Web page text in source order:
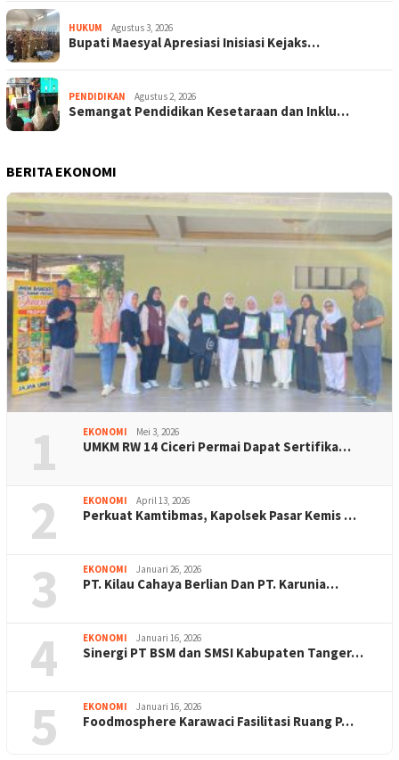
HUKUM Agustus 3, 2026
Bupati Maesyal Apresiasi Inisiasi Kejaks…
PENDIDIKAN Agustus 2, 2026
Semangat Pendidikan Kesetaraan dan Inklu…
BERITA EKONOMI
1 EKONOMI Mei 3, 2026
UMKM RW 14 Ciceri Permai Dapat Sertifika…
2 EKONOMI April 13, 2026
Perkuat Kamtibmas, Kapolsek Pasar Kemis …
3 EKONOMI Januari 26, 2026
PT. Kilau Cahaya Berlian Dan PT. Karunia…
4 EKONOMI Januari 16, 2026
Sinergi PT BSM dan SMSI Kabupaten Tanger…
5 EKONOMI Januari 16, 2026
Foodmosphere Karawaci Fasilitasi Ruang P…